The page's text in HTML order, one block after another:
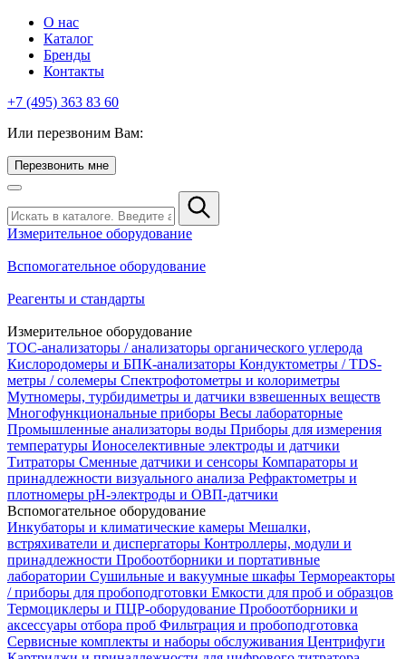
О нас
Каталог
Бренды
Контакты
+7 (495) 363 83 60
Или перезвоним Вам:
Перезвонить мне
Измерительное оборудование
Вспомогательное оборудование
Реагенты и стандарты
Измерительное оборудование
TOC-анализаторы / анализаторы органического углерода
Кислородомеры и БПК-анализаторы Кондуктометры / TDS-
метры / солемеры Спектрофотометры и колориметры
Мутномеры, турбидиметры и датчики взвешенных веществ
Многофункциональные приборы Весы лабораторные
Промышленные анализаторы воды Приборы для измерения
температуры Ионоселективные электроды и датчики
Титраторы Сменные датчики и сенсоры Компараторы и
принадлежности визуального анализа Рефрактометры и
плотномеры pH-электроды и ОВП-датчики
Вспомогательное оборудование
Инкубаторы и климатические камеры Мешалки,
встряхиватели и диспергаторы Контроллеры, модули и
принадлежности Пробоотборники и портативные
лаборатории Сушильные и вакуумные шкафы Термореакторы
/ приборы для пробоподготовки Емкости для проб и образцов
Термоциклеры и ПЦР-оборудование Пробоотборники и
аксессуары отбора проб Фильтрация и пробоподготовка
Сервисные комплекты и наборы обслуживания Центрифуги